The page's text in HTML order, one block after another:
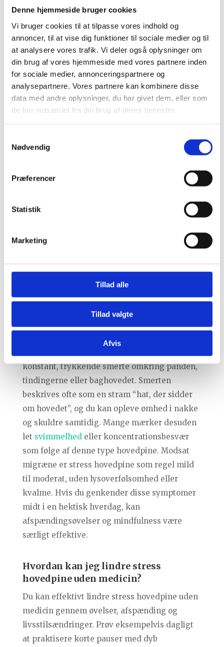
Denne hjemmeside bruger cookies
Vi bruger cookies til at tilpasse vores indhold og
annoncer, til at vise dig funktioner til sociale medier og til
at analysere vores trafik. Vi deler også oplysninger om
din brug af vores hjemmeside med vores partnere inden
for sociale medier, annonceringspartnere og
analysepartnere. Vores partnere kan kombinere disse
data med andre oplysninger, du har givet dem, eller som
de har indsamlet fra din brug af deres tjenester.
Nødvendig
Præferencer
Statistik
Marketing
Tillad alle
Tillad valgte
Afvis
Tag ansvar for dit velvære – slip
stresshovedpinen og genvind kontrollen
FAQ om stress hovedpine
Hvad er stress hovedpine egentlig?
Stress hovedpine er en spændingshovedpine,
som typisk opstår ved vedvarende stress og
hverdagen, spændes musklerne ofte ubevidst,
Denne muskelspænding reducerer
konstant smerte i hovedet. Hvis du har et
hovedpine som en pressende, diffus smerte,
der sætter sig i panden eller baghovedet.
Hvilke symptomer er typiske ved
stress hovedpine?
konstant, trykkende smerte omkring panden,
tindingerne eller baghovedet. Smerten
beskrives ofte som en stram “hat, der sidder
om hovedet”, og du kan opleve ømhed i nakke
og skuldre samtidig. Mange mærker desuden
let svimmelhedeller koncentrationsbesvær
som følge af denne type hovedpine. Modsat
migræne er stress hovedpine som regel mild
til moderat, uden lysoverfølsomhed eller
kvalme. Hvis du genkender disse symptomer
midt i en hektisk hverdag, kan
afspændingsøvelser og mindfulness være
særligt effektive.
Hvordan kan jeg lindre stress
hovedpine uden medicin?
Du kan effektivt lindre stress hovedpine uden
medicin gennem øvelser, afspænding og
livsstilsændringer. Prøv eksempelvis dagligt
at praktisere korte pauser med dyb